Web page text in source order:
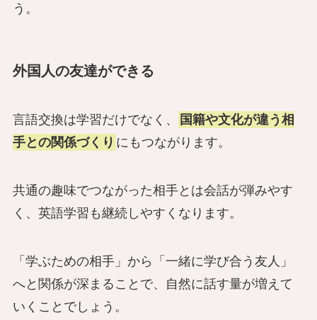
う。
外国人の友達ができる
言語交換は学習だけでなく、
国籍や文化が違う相
手との関係づくり にもつながります。
共通の趣味でつながった相手とは会話が弾みやす
く、英語学習も継続しやすくなります。
「学ぶための相手」から「一緒に学び合う友人」
へと関係が深まることで、自然に話す量が増えて
いくことでしょう。